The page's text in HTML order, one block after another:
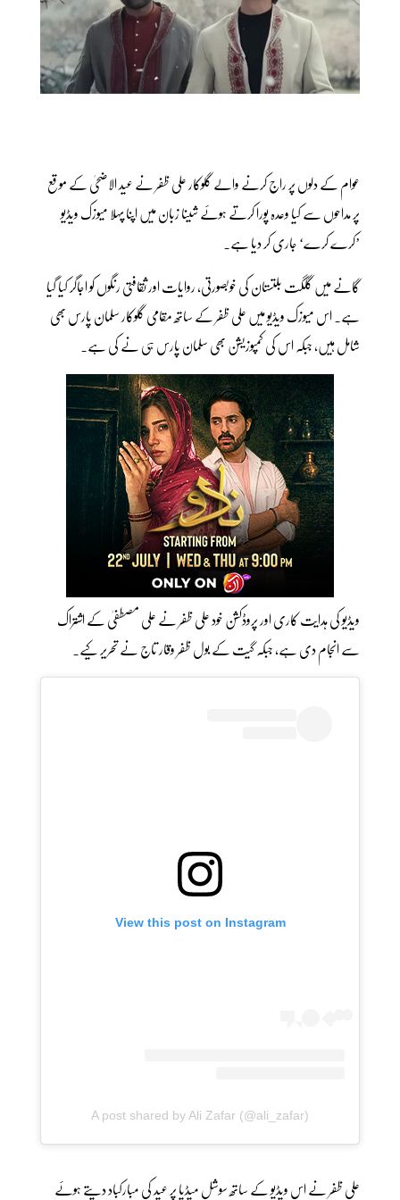
عوام کے دلوں پر راج کرنے والے گلوکار علی ظفر نے عید الاضحیٰ کے موقع
پر مداحوں سے کیا وعدہ پورا کرتے ہوئے شینا زبان میں اپنا پہلا میوزک ویڈیو
’کرے کرے‘ جاری کر دیا ہے۔
گانے میں گلگت بلتستان کی خوبصورتی، روایات اور ثقافتی رنگوں کو اجاگر کیا گیا
ہے۔ اس میوزک ویڈیو میں علی ظفر کے ساتھ مقامی گلوکار سلمان پارس بھی
شامل ہیں، جبکہ اس کی کمپوزیشن بھی سلمان پارس ہی نے کی ہے۔
ویڈیو کی ہدایت کاری اور پروڈکشن خود علی ظفر نے علی مصطفیٰ کے اشتراک
سے انجام دی ہے، جبکہ گیت کے بول ظفر وقار تاج نے تحریر کیے۔
View this post on Instagram
A post shared by Ali Zafar (@ali_zafar)
علی ظفر نے اس ویڈیو کے ساتھ سوشل میڈیا پر عید کی مبارکباد دیتے ہوئے